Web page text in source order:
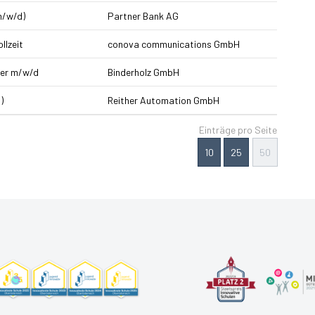
w/d) Partner Bank AG
conova communications GmbH
m/w/d Binderholz GmbH
Reither Automation GmbH
Einträge pro Seite
10
25 50